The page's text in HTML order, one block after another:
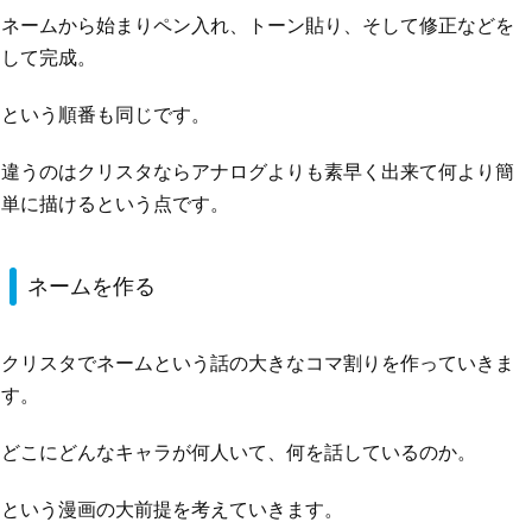
ネームから始まりペン入れ、トーン貼り、そして修正などを
して完成。
という順番も同じです。
違うのはクリスタならアナログよりも素早く出来て何より簡
単に描けるという点です。
ネームを作る
クリスタでネームという話の大きなコマ割りを作っていきま
す。
どこにどんなキャラが何人いて、何を話しているのか。
という漫画の大前提を考えていきます。